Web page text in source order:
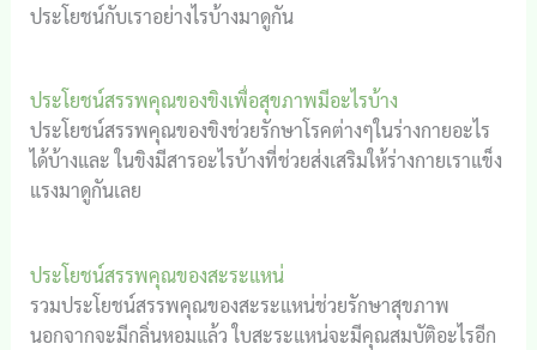
ประโยชน์กับเราอย่างไรบ้างมาดูกัน
ประโยชน์สรรพคุณของขิงเพื่อสุขภาพมีอะไรบ้าง
ประโยชน์สรรพคุณของขิงช่วยรักษาโรคต่างๆในร่างกายอะไร
ได้บ้างและ ในขิงมีสารอะไรบ้างที่ช่วยส่งเสริมให้ร่างกายเราแข็ง
แรงมาดูกันเลย
ประโยชน์สรรพคุณของสะระแหน่
รวมประโยชน์สรรพคุณของสะระแหน่ช่วยรักษาสุขภาพ
นอกจากจะมีกลิ่นหอมแล้ว ใบสะระแหน่จะมีคุณสมบัติอะไรอีก